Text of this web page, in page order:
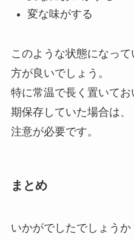
変な味がする
このような状態になっ
方が良いでしょう。
特に常温で長く置いて
期保存していた場合は、
注意が必要です。
まとめ
いかがでしたでしょうか